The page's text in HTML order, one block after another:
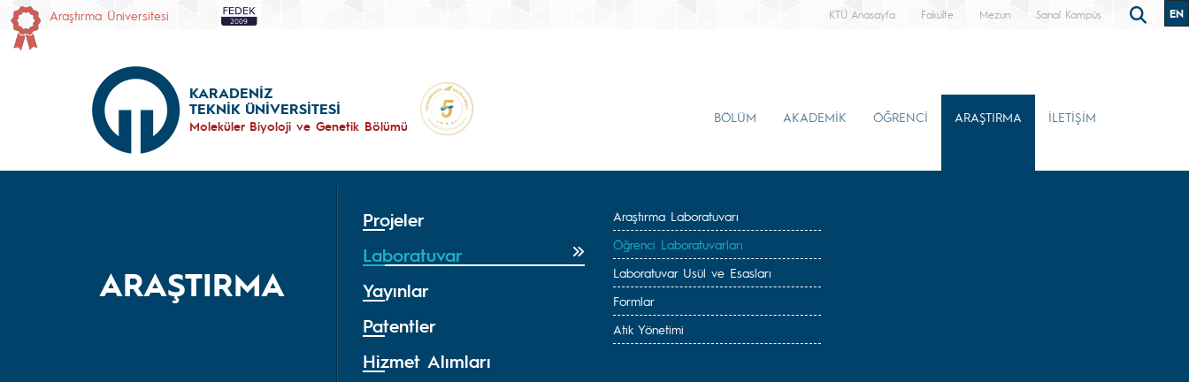
Araştırma Üniversitesi KTÜ Anasayfa Fakülte Mezun Sanal Kampüs EN
KARADENİZ
TEKNİK ÜNİVERSİTESİ
Moleküler Biyoloji ve Genetik Bölümü
BÖLÜM AKADEMİK ÖĞRENCİ ARAŞTIRMA İLETİŞİM
ARAŞTIRMA
Projeler
Laboratuvar
Yayınlar
Patentler
Hizmet Alımları
Araştırma Laboratuvarı
Öğrenci Laboratuvarları
Laboratuvar Usül ve Esasları
Formlar
Atık Yönetimi